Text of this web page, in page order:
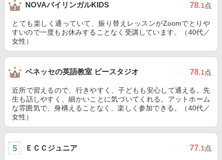
NOVAバイリンガルKIDS 78.1点
とても楽しく通っていて、振り替えレッスンがZoomでとりや
すいので一度もお休みすることなく受講しています。（40代／
女性）
ベネッセの英語教室 ビースタジオ 78.1点
近所で習えるので、行きやすく、子どもも安心して通える。先
生も話しやすく、細かいことに気づいてくれる。アットホーム
な雰囲気で、身構えることなく、楽しく参加できる。（40代／
女性）
ＥＣＣジュニア 77.1点